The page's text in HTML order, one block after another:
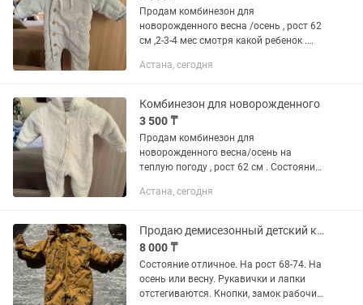
Продам комбинезон для
новорожденного весна /осень , рост 62
см ,2-3-4 мес смотря какой ребенок .
Астана, сегодня
Комбинезон для новорожденного
3 500 ₸
Продам комбинезон для
новорожденного весна/осень на
теплую погоду , рост 62 см . Состояние
Астана, сегодня
Продаю демисезонный детский комбинезон Crokid
8 000 ₸
Состояние отличное. На рост 68-74. На
осень или весну. Рукавички и лапки
отстегиваются. Кнопки, замок рабочие.